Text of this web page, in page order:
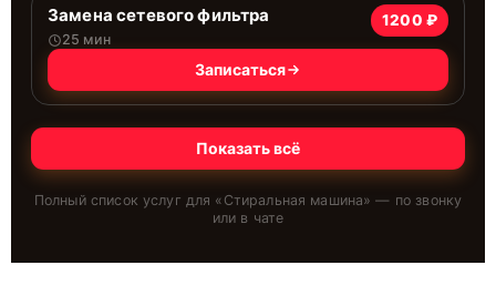
Замена сетевого фильтра
25 мин
1200 ₽
Записаться
Показать всё
Полный список услуг для « Стиральная машина» — по звонку
или в чате